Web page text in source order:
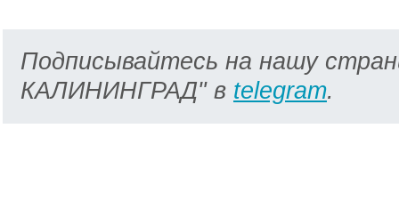
Подписывайтесь на нашу
КАЛИНИНГРАД" в telegram.